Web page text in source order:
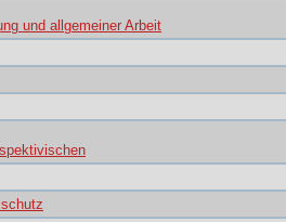
und allgemeiner Arbeit